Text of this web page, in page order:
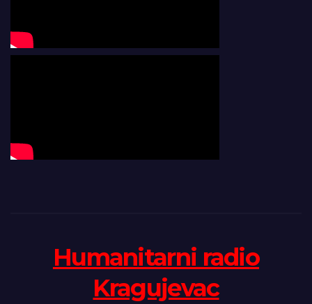
Humanitarni radio
Kragujevac